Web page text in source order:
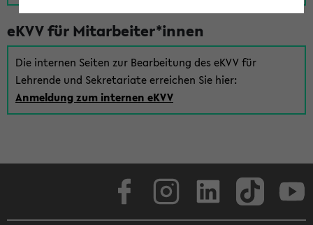
eKVV für Mitarbeiter*innen
Die internen Seiten zur Bearbeitung des eKVV für
Lehrende und Sekretariate erreichen Sie hier:
Anmeldung zum internen eKVV